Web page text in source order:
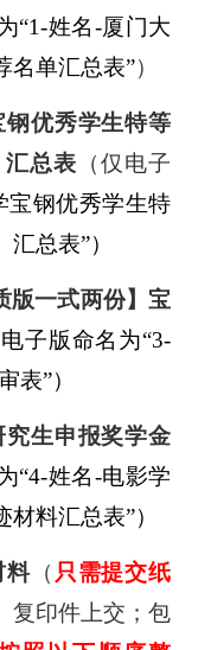
“1-姓名-厦门大
名单汇总表”）
钢优秀学生特等
总表 （仅电子
宝钢优秀学生特
总表”）
版一式两份】 宝
电子版命名为“3-
表”）
究生申报奖学金
“4-姓名-电影学
材料汇总表”）
料（ 只需提交纸
复印件上交；包